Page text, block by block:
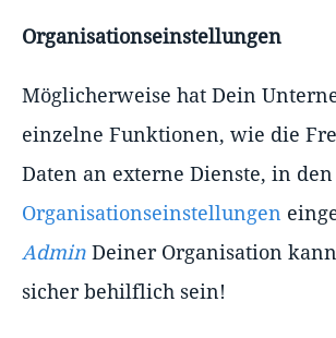
Organisationseinstellungen
Möglicherweise hat Dein
einzelne Funktionen, wie die
Daten an externe Dienste, in den
Organisationseinstellungen
Admin Deiner Organisation
sicher behilflich sein!